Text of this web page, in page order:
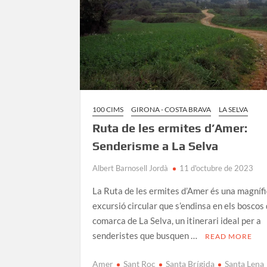
100 CIMS GIRONA - COSTA BRAVA LA SELVA
Ruta de les ermites d’Amer:
Senderisme a La Selva
Albert Barnosell Jordà 11 d'octubre de 2023
La Ruta de les ermites d’Amer és una
excursió circular que s’endinsa en els boscos
comarca de La Selva, un itinerari ideal per a
senderistes que busquen …
READ MORE
Amer Sant Roc Santa Brígida Santa Lena